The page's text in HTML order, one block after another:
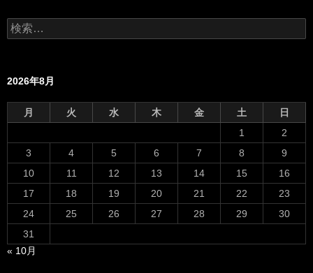
検
索:
2026年8月
月 火 水 木 金 土
日
1
2
3
4 5 6 7 8
9
10
11 12 13 14 15
16
17
18 19 20 21 22
23
24
25 26 27 28 29
30
31
« 10月